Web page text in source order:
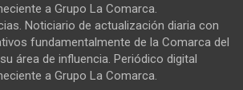
a Grupo La Comarca.
Noticiario de actualización diaria con
fundamentalmente de la Comarca del
área de influencia. Periódico digital
a Grupo La Comarca.